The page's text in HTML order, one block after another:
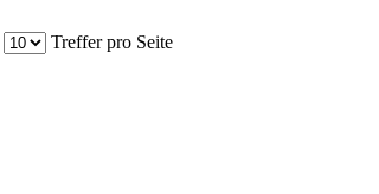
Treffer pro Seite